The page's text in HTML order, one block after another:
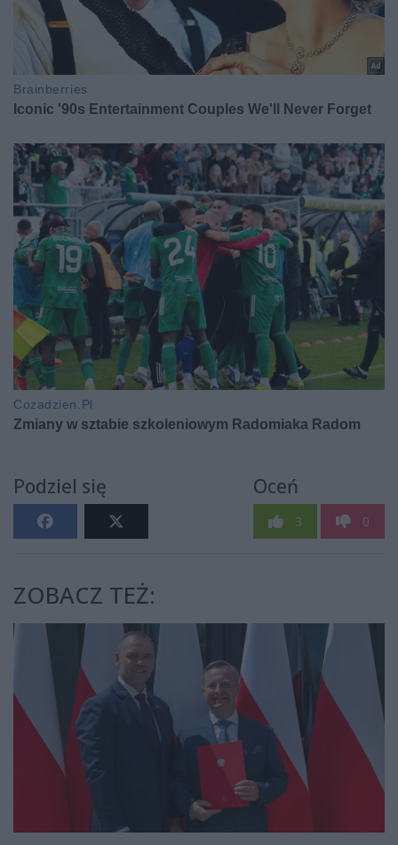
Podziel się Oceń
3 0
ZOBACZ TEŻ: